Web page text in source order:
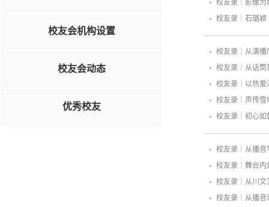
校友会机构设置
校友会动态
优秀校友
校友录｜影像为
校友录｜石璐
校友录｜从演播
校友录｜从话筒
校友录｜以热爱
校友录｜声传雪
校友录｜初心如
校友录｜从播音
校友录｜舞台内
校友录｜从川文
校友录｜从播音